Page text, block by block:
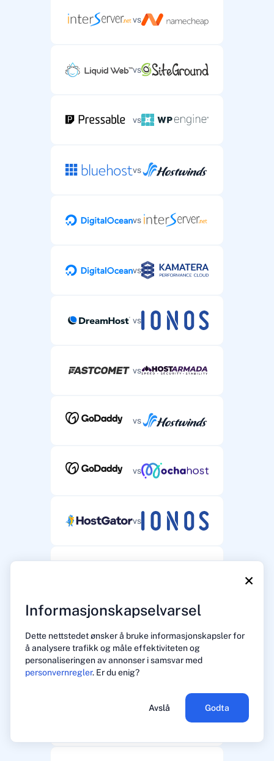
×
Informasjonskapselvarsel
Dette nettstedet ønsker å bruke informasjonskapsler for
å analysere trafikk og måle effektiviteten og
personaliseringen av annonser i samsvar med
personvernregler. Er du enig?
Avslå Godta
vs
vs
vs
vs
vs
vs
vs
vs
vs
vs
vs
vs
vs